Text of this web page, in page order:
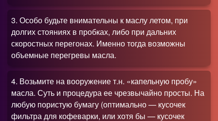
3. Особо будьте внимательны к маслу летом, при
долгих стояниях в пробках, либо при дальних
скоростных перегонах. Именно тогда возможны
объемные перегревы масла.
4. Возьмите на вооружение т.н. «капельную пробу»
масла. Суть и процедура ее чрезвычайно просты. На
любую пористую бумагу (оптимально — кусочек
фильтра для кофеварки, или хотя бы — кусочек